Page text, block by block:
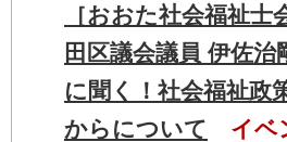
［おおた社会福祉士
田区議会議員 伊佐治
に聞く！社会福祉政
からについて
イベ